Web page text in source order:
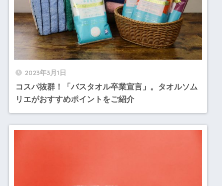
2023年3月1日
コスパ抜群！「バスタオル卒業宣言」。タオルソム
リエがおすすめポイントをご紹介